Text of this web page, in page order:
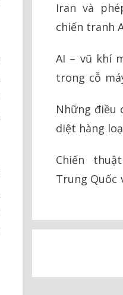
Iran và
chiến tranh
AI – vũ khí
trong cỗ
Những điều
diệt hàng
Chiến
Trung Quốc